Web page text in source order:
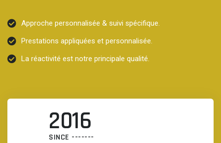
Approche personnalisée & suivi spécifique.
Prestations appliquées et personnalisée.
La réactivité est notre principale qualité.
2016
SINCE -------